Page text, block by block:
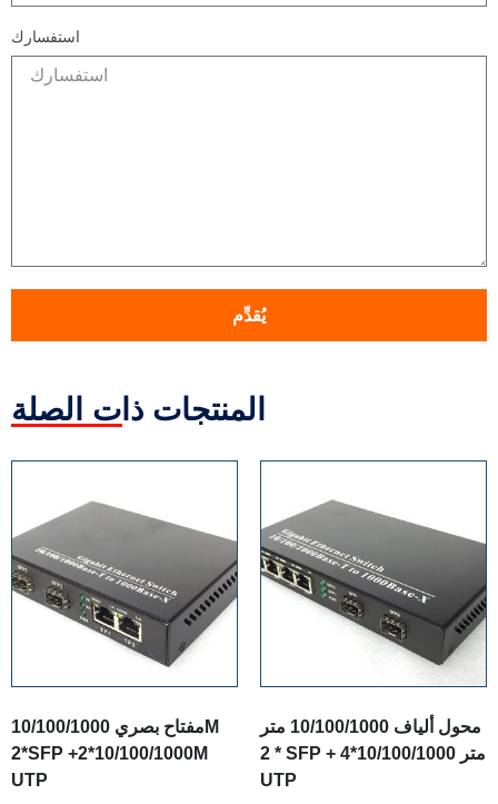
استفسارك
يُقدِّم
المنتجات ذات الصلة
مفتاح بصري 10/100/1000M
2*SFP +2*10/100/1000M
UTP
محول ألياف 10/100/1000 متر
2 * SFP + 4*10/100/1000 متر
UTP